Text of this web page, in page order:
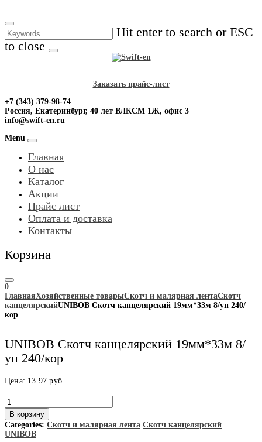
to
content
Hit enter to search or ESC
to close
Заказать прайс-лист
+7 (343) 379-98-74
Россия, Екатеринбург, 40 лет ВЛКСМ 1Ж, офис 3
info@swift-en.ru
Menu
Главная
О нас
Каталог
Акции
Прайс лист
Оплата и доставка
Контакты
Корзина
0
ГлавнаяХозяйственные товарыСкотч и малярная лентаСкотч
канцелярскийUNIBOB Скотч канцелярский 19мм*33м 8/уп 240/
кор
UNIBOB Скотч канцелярский 19мм*33м 8/
уп 240/кор
Цена: 13.97 руб.
Количество
товара
UNIBOB
Скотч
канцелярский
В корзину
Categories: Скотч и малярная лента Скотч канцелярский
UNIBOB